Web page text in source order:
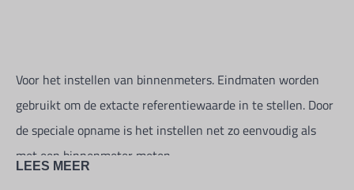
Voor het instellen van binnenmeters. Eindmaten worden
gebruikt om de extacte referentiewaarde in te stellen. Door
de speciale opname is het instellen net zo eenvoudig als
met een binnenmeter meten.
LEES MEER